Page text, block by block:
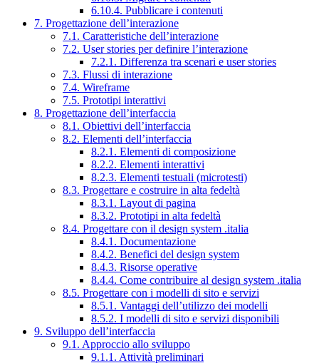
6.10.4. Pubblicare i contenuti
7. Progettazione dell’interazione
7.1. Caratteristiche dell’interazione
7.2. User stories per definire l’interazione
7.2.1. Differenza tra scenari e user stories
7.3. Flussi di interazione
7.4. Wireframe
7.5. Prototipi interattivi
8. Progettazione dell’interfaccia
8.1. Obiettivi dell’interfaccia
8.2. Elementi dell’interfaccia
8.2.1. Elementi di composizione
8.2.2. Elementi interattivi
8.2.3. Elementi testuali (microtesti)
8.3. Progettare e costruire in alta fedeltà
8.3.1. Layout di pagina
8.3.2. Prototipi in alta fedeltà
8.4. Progettare con il design system .italia
8.4.1. Documentazione
8.4.2. Benefici del design system
8.4.3. Risorse operative
8.4.4. Come contribuire al design system .italia
8.5. Progettare con i modelli di sito e servizi
8.5.1. Vantaggi dell’utilizzo dei modelli
8.5.2. I modelli di sito e servizi disponibili
9. Sviluppo dell’interfaccia
9.1. Approccio allo sviluppo
9.1.1. Attività preliminari